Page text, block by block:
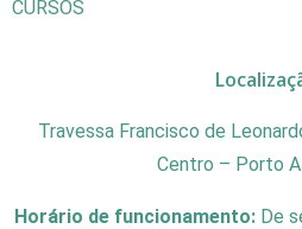
CURSOS
Travessa Francisco de
Centro – Porto
Horário de funcionamento: De